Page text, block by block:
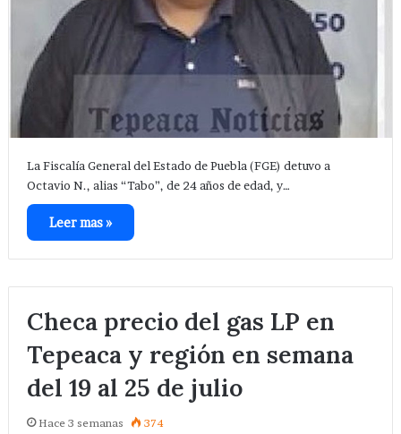
La Fiscalía General del Estado de Puebla (FGE) detuvo a
Octavio N., alias “Tabo”, de 24 años de edad, y…
Leer mas »
Checa precio del gas LP en
Tepeaca y región en semana
del 19 al 25 de julio
Hace 3 semanas 374